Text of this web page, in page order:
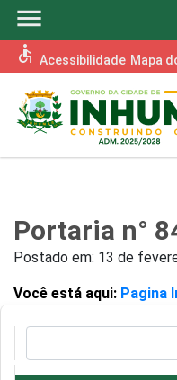
menu
accessible Acessibilidade Mapa
Portaria n°
Postado em: 13 de
Você está aqui: Pagina